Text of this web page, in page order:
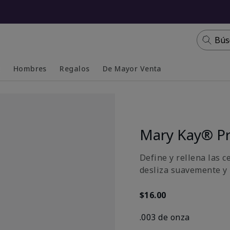
Hombres Regalos De Mayor Venta
Mary Kay®
Define y rellena las
desliza suavemente
$16.00
.003 de onza